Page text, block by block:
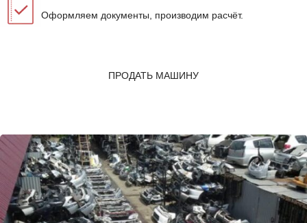
Оформляем документы, производим расчёт.
ПРОДАТЬ МАШИНУ